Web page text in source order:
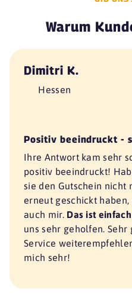
Warum
Dimitri K.
Hessen
Positiv beeindruckt -
Ihre Antwort kam sehr
positiv beeindruckt!
sie den Gutschein nicht
erneut geschickt
auch mir. Das ist
uns sehr geholfen.
Service
mich sehr!